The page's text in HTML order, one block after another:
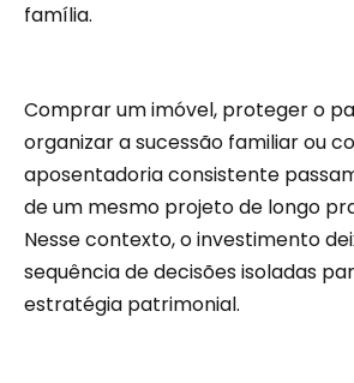
família.
Comprar um imóvel, proteger o
organizar a sucessão familiar ou
aposentadoria consistente
de um mesmo projeto de longo
Nesse contexto, o investimento
sequência de decisões isoladas
estratégia patrimonial.